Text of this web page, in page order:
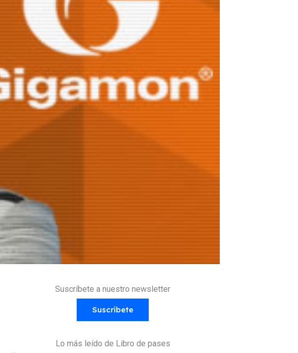
Suscríbete a nuestro newsletter
Suscríbete
Lo más leído de Libro de pases